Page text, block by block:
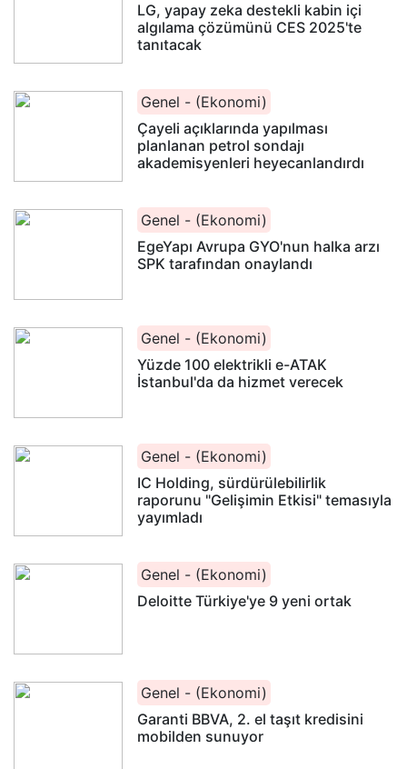
LG, yapay zeka destekli kabin içi
algılama çözümünü CES 2025'te
tanıtacak
Genel - (Ekonomi)
Çayeli açıklarında yapılması
planlanan petrol sondajı
akademisyenleri heyecanlandırdı
Genel - (Ekonomi)
EgeYapı Avrupa GYO'nun halka arzı
SPK tarafından onaylandı
Genel - (Ekonomi)
Yüzde 100 elektrikli e-ATAK
İstanbul'da da hizmet verecek
Genel - (Ekonomi)
IC Holding, sürdürülebilirlik
raporunu "Gelişimin Etkisi" temasıyla
yayımladı
Genel - (Ekonomi)
Deloitte Türkiye'ye 9 yeni ortak
Genel - (Ekonomi)
Garanti BBVA, 2. el taşıt kredisini
mobilden sunuyor